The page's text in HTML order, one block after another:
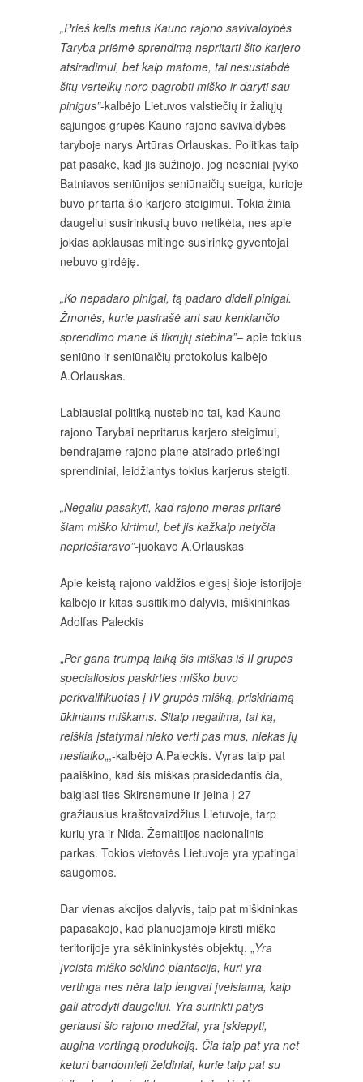
„Prieš kelis metus Kauno rajono savivaldybės
Taryba priėmė sprendimą nepritarti šito karjero
atsiradimui, bet kaip matome, tai nesustabdė
šitų vertelkų noro pagrobti miško ir daryti sau
pinigus”-kalbėjo Lietuvos valstiečių ir žaliųjų
sąjungos grupės Kauno rajono savivaldybės
taryboje narys Artūras Orlauskas. Politikas taip
pat pasakė, kad jis sužinojo, jog neseniai įvyko
Batniavos seniūnijos seniūnaičių sueiga, kurioje
buvo pritarta šio karjero steigimui. Tokia žinia
daugeliui susirinkusių buvo netikėta, nes apie
jokias apklausas mitinge susirinkę gyventojai
nebuvo girdėję.
„Ko nepadaro pinigai, tą padaro dideli pinigai.
Žmonės, kurie pasirašė ant sau kenkiančio
sprendimo mane iš tikrųjų stebina”– apie tokius
seniūno ir seniūnaičių protokolus kalbėjo
A.Orlauskas.
Labiausiai politiką nustebino tai, kad Kauno
rajono Tarybai nepritarus karjero steigimui,
bendrajame rajono plane atsirado priešingi
sprendiniai, leidžiantys tokius karjerus steigti.
„Negaliu pasakyti, kad rajono meras pritarė
šiam miško kirtimui, bet jis kažkaip netyčia
neprieštaravo”-juokavo A.Orlauskas
Apie keistą rajono valdžios elgesį šioje istorijoje
kalbėjo ir kitas susitikimo dalyvis, miškininkas
Adolfas Paleckis
„Per gana trumpą laiką šis miškas iš II grupės
specialiosios paskirties miško buvo
perkvalifikuotas į IV grupės mišką, priskiriamą
ūkiniams miškams. Šitaip negalima, tai ką,
reiškia įstatymai nieko verti pas mus, niekas jų
nesilaiko„,-kalbėjo A.Paleckis. Vyras taip pat
paaiškino, kad šis miškas prasidedantis čia,
baigiasi ties Skirsnemune ir įeina į 27
gražiausius kraštovaizdžius Lietuvoje, tarp
kurių yra ir Nida, Žemaitijos nacionalinis
parkas. Tokios vietovės Lietuvoje yra ypatingai
saugomos.
Dar vienas akcijos dalyvis, taip pat miškininkas
papasakojo, kad planuojamoje kirsti miško
teritorijoje yra sėklininkystės objektų. „Yra
įveista miško sėklinė plantacija, kuri yra
vertinga nes nėra taip lengvai įveisiama, kaip
gali atrodyti daugeliui. Yra surinkti patys
geriausi šio rajono medžiai, yra įskiepyti,
augina vertingą produkciją. Čia taip pat yra net
keturi bandomieji želdiniai, kurie taip pat su